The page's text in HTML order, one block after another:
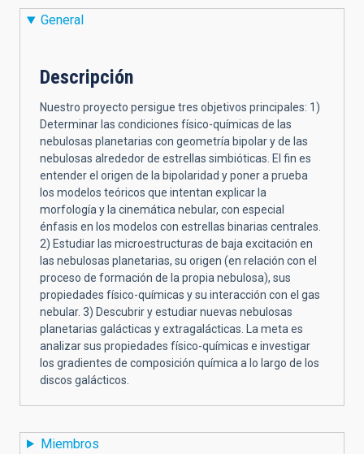
General
Descripción
Nuestro proyecto persigue tres objetivos principales: 1)
Determinar las condiciones físico-químicas de las
nebulosas planetarias con geometría bipolar y de las
nebulosas alrededor de estrellas simbióticas. El fin es
entender el origen de la bipolaridad y poner a prueba
los modelos teóricos que intentan explicar la
morfología y la cinemática nebular, con especial
énfasis en los modelos con estrellas binarias centrales.
2) Estudiar las microestructuras de baja excitación en
las nebulosas planetarias, su origen (en relación con el
proceso de formación de la propia nebulosa), sus
propiedades físico-químicas y su interacción con el gas
nebular. 3) Descubrir y estudiar nuevas nebulosas
planetarias galácticas y extragalácticas. La meta es
analizar sus propiedades físico-químicas e investigar
los gradientes de composición química a lo largo de los
discos galácticos.
Miembros